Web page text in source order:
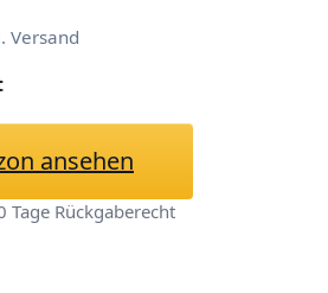
Druck
Bezu
Versand
ansehen
Tage Rückgaberecht